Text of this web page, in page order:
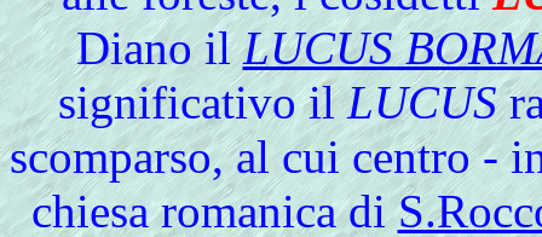
Diano ilLUCUS
significativo ilLUCUS
scomparso, al cui centro -
chiesa romanica di